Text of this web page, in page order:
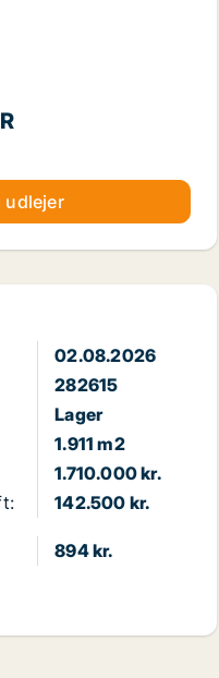
udlejer
02.08.2026
282615
Lager
1.911 m2
1.710.000 kr.
142.500 kr.
894 kr.